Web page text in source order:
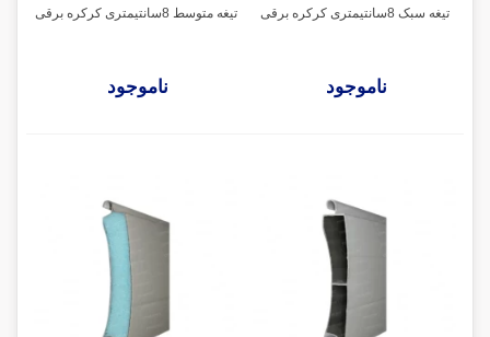
تیغه سبک 8سانتیمتری کرکره برقی
ناموجود
تیغه متوسط 8سانتیمتری کرکره برقی
ناموجود